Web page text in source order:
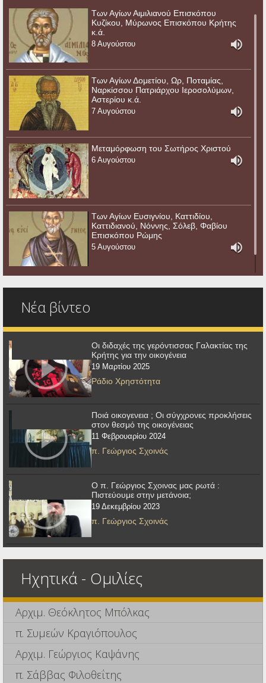
Των Αγίων Αιμιλιανού Επισκόπου
Κυζίκου, Μύρωνος Επισκόπου Κρήτης
κ.ά.
8 Αυγούστου
Των Αγίων Δομετίου, Ωρ, Ποταμίας,
Ναρκίσσου Πατριάρχου Ιεροσολύμων,
Αστερίου κ.ά.
7 Αυγούστου
Μεταμόρφωση του Σωτήρος Χριστού
6 Αυγούστου
Των Αγίων Ευσιγνίου, Καττιδίου,
Καττιδιανού, Νόννης, Σόλεβ, Φαβίου
Επισκόπου Ρώμης
5 Αυγούστου
Νέα βίντεο
Οι διδαχές της γερόντισσας Γαλακτίας της
Κρήτης για την οικογένεια
19 Μαρτίου 2025
Ράδιο Χρηστότητα
Ποιά οικογενεια ; Οι σύγχρονες προκλήσεις
στον θεσμό της οικογένειας
11 Φεβρουαρίου 2024
π. Γεώργιος Σχοινάς
Ο π. Γεώργιος Σχοινας μας ρωτά :
Πιστεύουμε στην μετάνοια;
19 Δεκεμβρίου 2023
π. Γεώργιος Σχοινάς
Ηχητικά - Ομιλίες
Αρχιμ. Θεόκλητος Μπόλκας
π. Συμεών Κραγιόπουλος
Αρχιμ. Γεώργιος Καψάνης
π. Σάββας Φιλοθεΐτης